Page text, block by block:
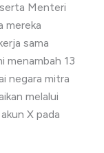
Menteri
mereka
sama
menambah 13
negara mitra
melalui
X pada